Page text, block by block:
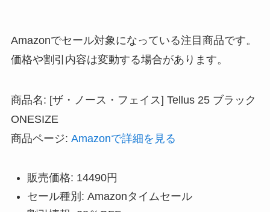
Amazonでセール対象になっている注目商品です。
価格や割引内容は変動する場合があります。
商品名: [ザ・ノース・フェイス] Tellus 25 ブラック
ONESIZE
商品ページ: Amazonで詳細を見る
販売価格: 14490円
セール種別: Amazonタイムセール